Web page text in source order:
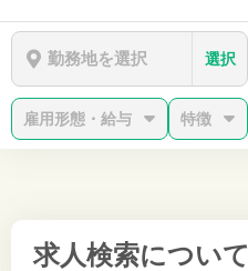
勤務地を選択 選択
雇用形態・給与 特徴
求人検索について